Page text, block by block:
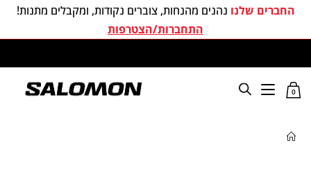
החברים שלנו נהנים מהנחות, צוברים נקודות, ומקבלים מתנות!
התחברות/הצטרפות
0